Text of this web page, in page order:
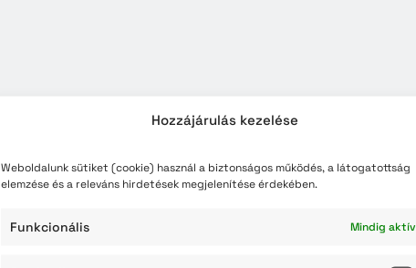
Hozzájárulás kezelése
Weboldalunk sütiket (cookie) használ a biztonságos működés, a látogatottság
elemzése és a releváns hirdetések megjelenítése érdekében.
Funkcionális Mindig aktív